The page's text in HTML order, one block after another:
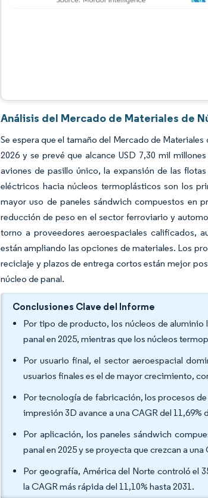
Análisis del Mercado de Materiales de
Se espera que el tamaño del Mercado de
2026 y se prevé que alcance USD 7,30 mil
aviones de pasillo único, la expansión de las
eléctricos hacia núcleos termoplásticos son los
mayor uso de paneles sándwich compuestos en
reducción de peso en el sector ferroviario y
torno a proveedores aeroespaciales calificados,
están ampliando las opciones de materiales. Los
reciclaje y plazos de entrega cortos están mejor
núcleo de panal.
Conclusiones Clave del Informe
Por tipo de producto, los núcleos de
panal en 2025, mientras que los núcleos
Por usuario final, el sector aeroespacial
usuarios finales es el de mayor crecimiento,
Por tecnología de fabricación, los procesos
impresión 3D avance a una CAGR del 11,69%
Por aplicación, los paneles sándwich
panal en 2025 y se proyecta que crezcan a una
Por geografía, América del Norte controló el
la CAGR más rápida del 11,10% hasta 2031.